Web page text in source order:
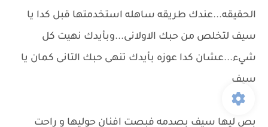
الحقيقه...عندك طريقه ساهله استخدمتها قبل كدا يا
سيف لتخلص من حبك الاولانى...وبأيدك نهيت كل
شيء...عشان كدا عوزه بأيدك تنهى حبك التانى كمان يا
سيف
بص ليها سيف بصدمه فبصت افنان حوليها و راحت